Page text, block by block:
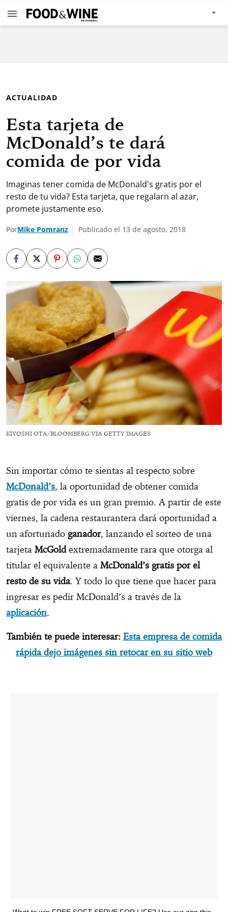
ACTUALIDAD
Esta tarjeta de
McDonald’s te dará
comida de por vida
Imaginas tener comida de McDonald's gratis por el
resto de tu vida? Esta tarjeta, que regalarn al azar,
promete justamente eso.
PorMike Pomranz Publicado el 13 de agosto, 2018
KIYOSHI OTA/BLOOMBERG VIA GETTY IMAGES
Sin importar cómo te sientas al respecto sobre
McDonald’s, la oportunidad de obtener comida
gratis de por vida es un gran premio. A partir de este
viernes, la cadena restaurantera dará oportunidad a
un afortunado ganador, lanzando el sorteo de una
tarjeta McGoldextremadamente rara que otorga al
titular el equivalente a McDonald’s gratis por el
resto de su vida. Y todo lo que tiene que hacer para
ingresar es pedir McDonald’s a través de la
aplicación.
También te puede interesar: Esta empresa de comida
rápida dejo imágenes sin retocar en su sitio web